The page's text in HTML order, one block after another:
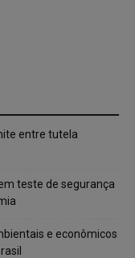
entre tutela
teste de segurança
e econômicos